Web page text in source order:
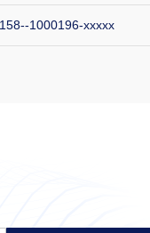
1000196-xxxxx